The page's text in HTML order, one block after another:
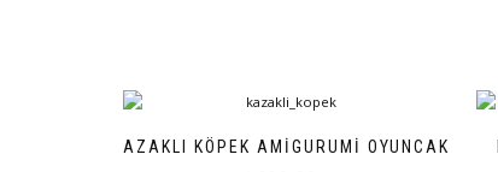
KAZAKLI KÖPEK AMIGURUMI OYUNCAK